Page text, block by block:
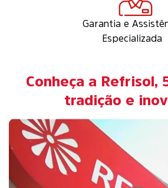
Garantia e
Especializada
Conheça a Refrisol,
tradição e